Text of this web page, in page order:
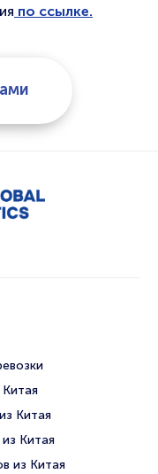
по ссылке.
Китая
Китая
Китая
из Китая